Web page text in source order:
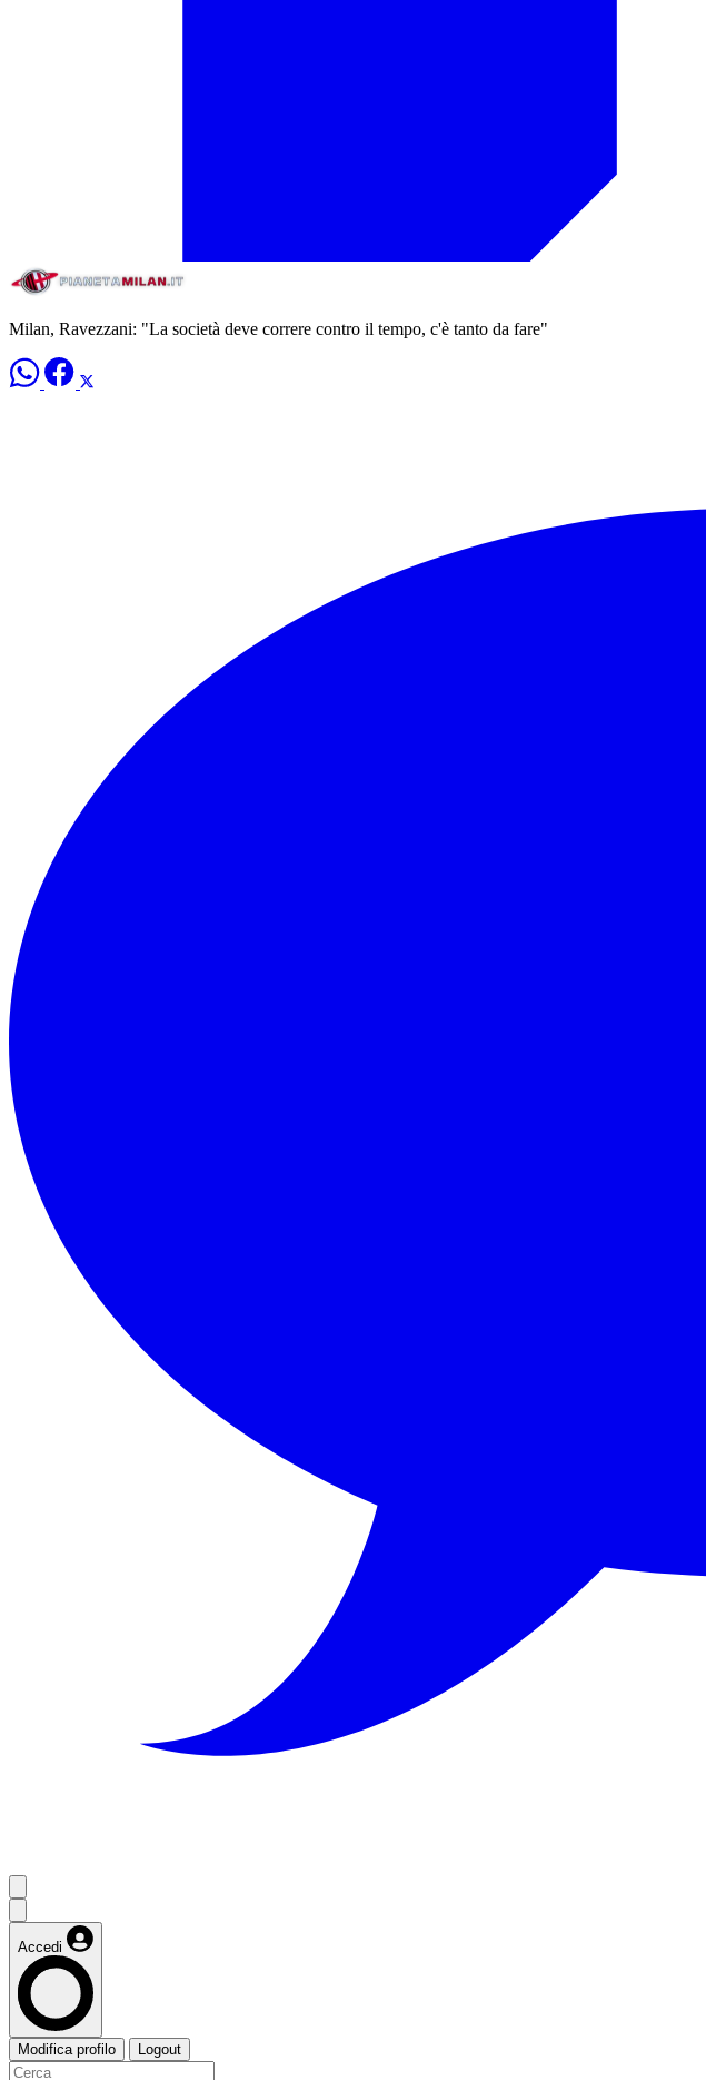
Milan, Ravezzani: "La società deve correre contro il tempo, c'è tanto da fare"
Accedi
Modifica profilo Logout